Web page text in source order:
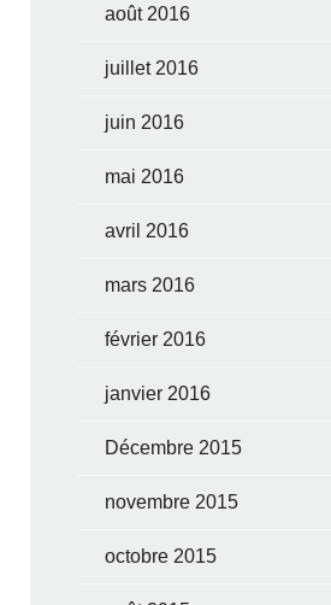
août 2016
juillet 2016
juin 2016
mai 2016
avril 2016
mars 2016
février 2016
janvier 2016
Décembre 2015
novembre 2015
octobre 2015